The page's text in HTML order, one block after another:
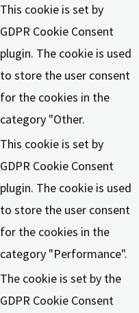
This cookie is set by
GDPR Cookie Consent
plugin. The cookie is used
to store the user consent
for the cookies in the
category "Other.
This cookie is set by
GDPR Cookie Consent
plugin. The cookie is used
to store the user consent
for the cookies in the
category "Performance".
The cookie is set by the
GDPR Cookie Consent